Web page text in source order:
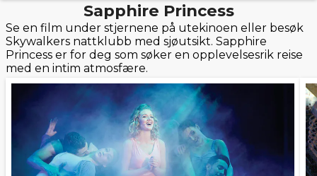
Sapphire Princess
Se en film under stjernene på utekinoen eller besøk
Skywalkers nattklubb med sjøutsikt. Sapphire
Princess er for deg som søker en opplevelsesrik reise
med en intim atmosfære.